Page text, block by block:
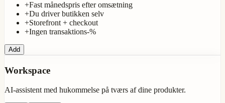
+Fast månedspris efter omsætning
+Du driver butikken selv
+Storefront + checkout
+Ingen transaktions-%
Add
Workspace
AI-assistent med hukommelse på tværs af dine produkter.